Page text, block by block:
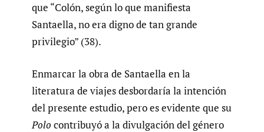
que “Colón, según lo que manifiesta
Santaella, no era digno de tan grande
privilegio” (38).
Enmarcar la obra de Santaella en la
literatura de viajes desbordaría la intención
del presente estudio, pero es evidente que su
Polo contribuyó a la divulgación del género